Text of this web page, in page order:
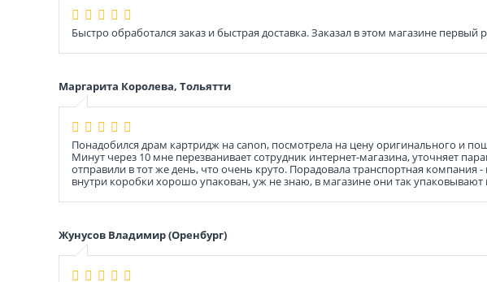
Быстро обработался заказ и быстрая доставка. Заказал в этом магазине
Маргарита Королева, Тольятти
Понадобился драм картридж на canon, посмотрела на цену оригинального и
Минут через 10 мне перезванивает сотрудник интернет-магазина, уточняет
отправили в тот же день, что очень круто. Порадовала транспортная
внутри коробки хорошо упакован, уж не знаю, в магазине они так упаковывают
Жунусов Владимир (Оренбург)